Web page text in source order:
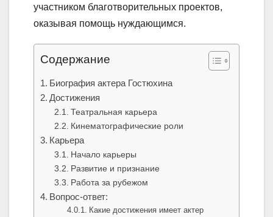
участником благотворительных проектов,
оказывая помощь нуждающимся.
Содержание
Биография актера Гостюхина
Достижения
Театральная карьера
Кинематографические роли
Карьера
Начало карьеры
Развитие и признание
Работа за рубежом
Вопрос-ответ:
Какие достижения имеет актер